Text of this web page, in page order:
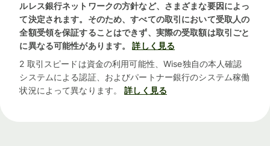
ルレス銀行ネットワークの方針など、さまざまな要因によっ
て決定されます。そのため、すべての取引において受取人の
全額受領を保証することはできず、実際の受取額は取引ごと
に異なる可能性があります。
詳しく見る
2 取引スピードは資金の利用可能性、Wise独自の本人確認
システムによる認証、およびパートナー銀行のシステム稼働
状況によって異なります。
詳しく見る